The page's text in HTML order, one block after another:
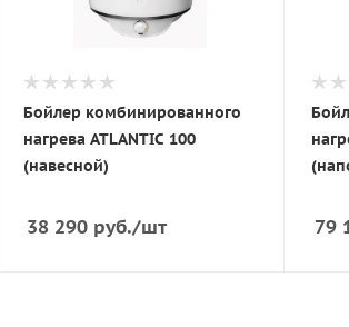
Бойлер комбинированного
нагрева ATLANTIC 100
(навесной)
38 290руб./шт 79